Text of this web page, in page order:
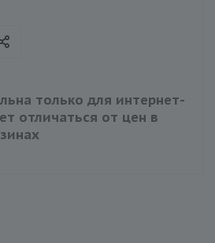
только для интернет-
отличаться от цен в